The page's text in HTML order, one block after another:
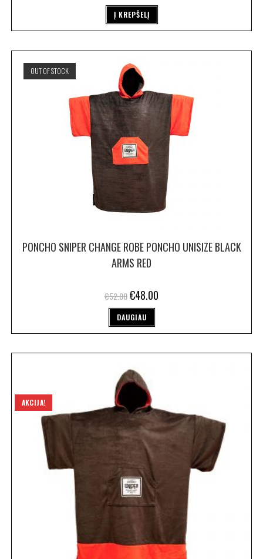
Į KREPŠELĮ
OUT OF STOCK
PONCHO SNIPER CHANGE ROBE PONCHO UNISIZE BLACK
ARMS RED
€52.00€48.00
DAUGIAU
AKCIJA!